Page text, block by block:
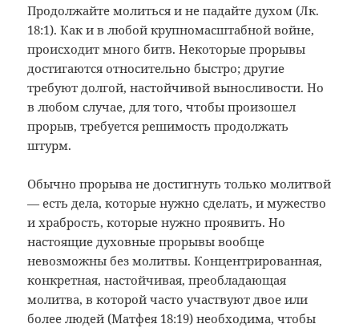
Продолжайте молиться и не падайте духом (Лк.
18:1). Как и в любой крупномасштабной войне,
происходит много битв. Некоторые прорывы
достигаются относительно быстро; другие
требуют долгой, настойчивой выносливости. Но
в любом случае, для того, чтобы произошел
прорыв, требуется решимость продолжать
штурм.
Обычно прорыва не достигнуть только молитвой
— есть дела, которые нужно сделать, и мужество
и храбрость, которые нужно проявить. Но
настоящие духовные прорывы вообще
невозможны без молитвы. Концентрированная,
конкретная, настойчивая, преобладающая
молитва, в которой часто участвуют двое или
более людей (Матфея 18:19) необходима, чтобы